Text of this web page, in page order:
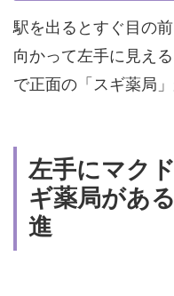
駅を出るとすぐ目の
向かって左手に見え
で正面の「スギ薬局」
左手にマク
ギ薬局があ
進